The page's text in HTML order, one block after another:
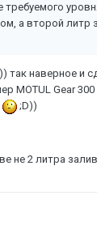
требуемого
а второй литр
так наверное и
MOTUL Gear
;D))
не 2 литра